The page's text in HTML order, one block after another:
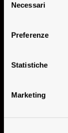
delNecessari
Preferenze
Statistiche
Marketing